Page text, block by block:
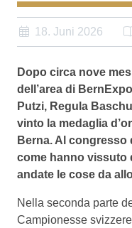
18. Juni 2026
Dopo circa nove
dell’area di
Putzi, Regula
vinto la medaglia
Berna. Al
come hanno vissuto
andate le cose da
Nella seconda parte
Campionesse